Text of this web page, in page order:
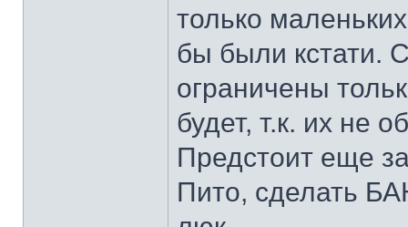
только
бы были кстати.
ограничены
будет, т.к. их не
Предстоит еще
Пито, сделать